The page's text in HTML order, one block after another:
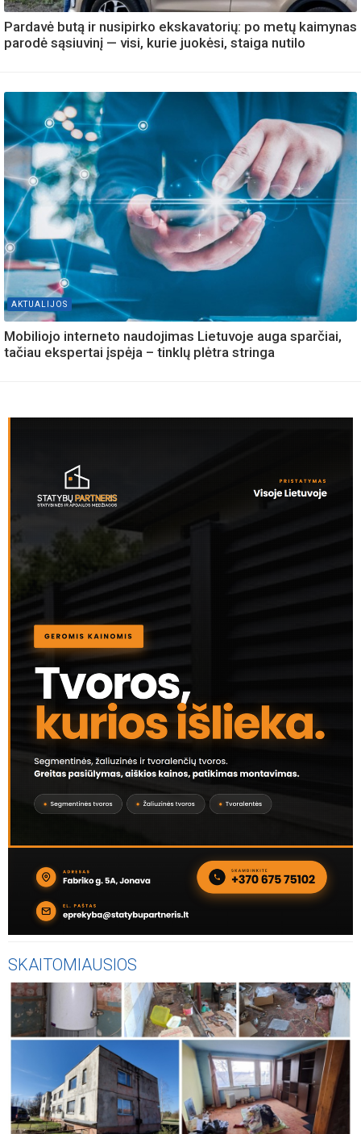
SKAITOMIAUSIOS
Pardavė butą ir nusipirko ekskavatorių: po metų kaimynas
parodė sąsiuvinį — visi, kurie juokėsi, staiga nutilo
AKTUALIJOS
Mobiliojo interneto naudojimas Lietuvoje auga sparčiai,
tačiau ekspertai įspėja – tinklų plėtra stringa